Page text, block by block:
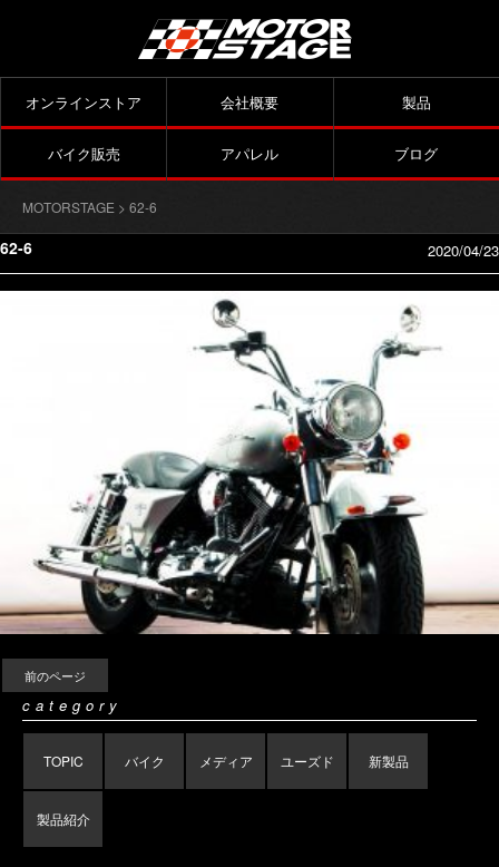
オンラインストア 会社概要 製品
バイク販売 アパレル ブログ
MOTORSTAGE > 62-6
62-6 2020/04/23
前のページ
category
TOPIC バイク メディア ユーズド 新製品
製品紹介